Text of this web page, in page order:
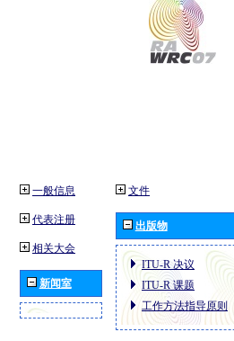
一般信息
代表注册
相关大会
新闻室
文件
出版物
ITU-R 决议
ITU-R 课题
工作方法指导原则